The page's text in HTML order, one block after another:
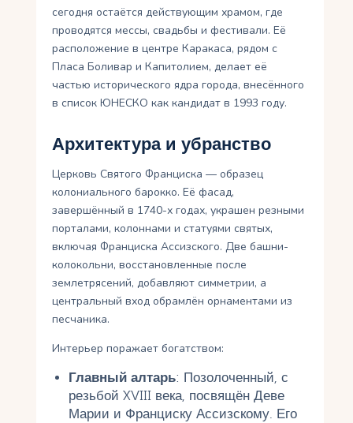
сегодня остаётся действующим храмом, где
проводятся мессы, свадьбы и фестивали. Её
расположение в центре Каракаса, рядом с
Пласа Боливар и Капитолием, делает её
частью исторического ядра города, внесённого
в список ЮНЕСКО как кандидат в 1993 году.
Архитектура и убранство
Церковь Святого Франциска — образец
колониального барокко. Её фасад,
завершённый в 1740-х годах, украшен резными
порталами, колоннами и статуями святых,
включая Франциска Ассизского. Две башни-
колокольни, восстановленные после
землетрясений, добавляют симметрии, а
центральный вход обрамлён орнаментами из
песчаника.
Интерьер поражает богатством:
Главный алтарь: Позолоченный, с
резьбой XVIII века, посвящён Деве
Марии и Франциску Ассизскому. Его